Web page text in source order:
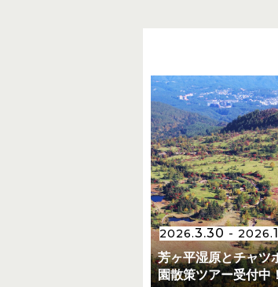
2026.3.30 - 2026.
芳ヶ平湿原とチャツ
園散策ツアー受付中